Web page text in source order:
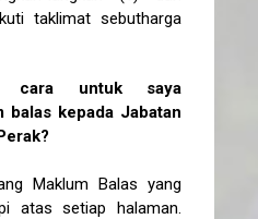
taklimat sebutharga
cara untuk saya
balas kepada Jabatan
Maklum Balas yang
atas setiap halaman.